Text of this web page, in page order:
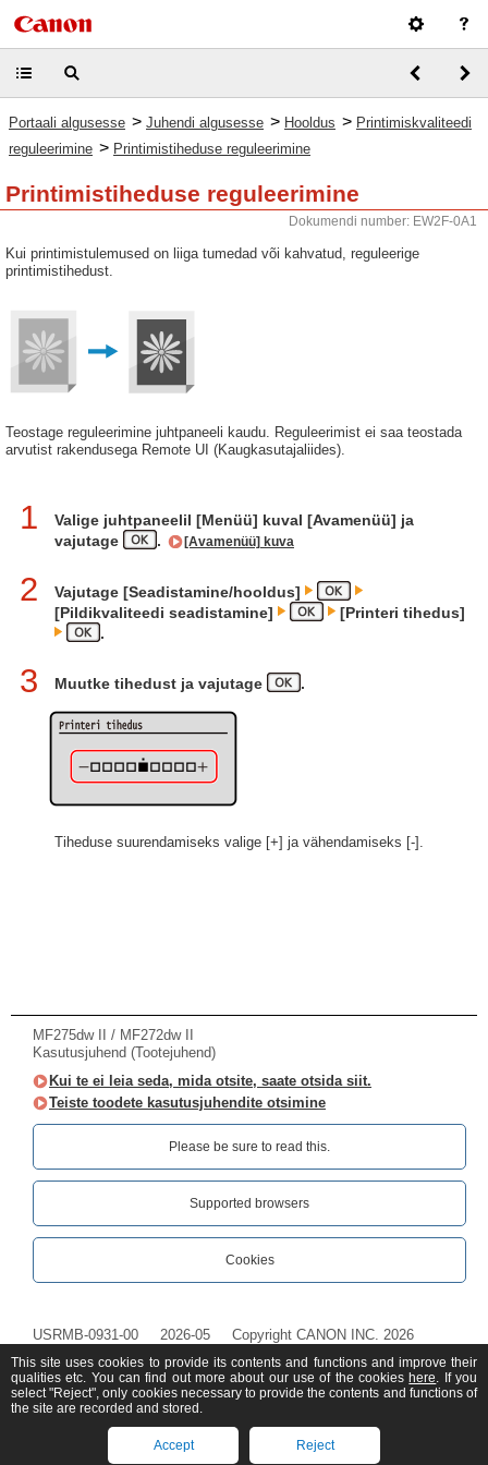
Portaali algusesse > Juhendi algusesse > Hooldus > Printimiskvaliteedi
reguleerimine > Printimistiheduse reguleerimine
Printimistiheduse reguleerimine
Dokumendi number: EW2F-0A1
Kui printimistulemused on liiga tumedad või kahvatud, reguleerige
printimistihedust.
Teostage reguleerimine juhtpaneeli kaudu. Reguleerimist ei saa teostada
arvutist rakendusega Remote UI (Kaugkasutajaliides).
1
Valige juhtpaneelil [Menüü] kuval [Avamenüü] ja
vajutage
. [Avamenüü] kuva
2
Vajutage [Seadistamine/hooldus]
[Pildikvaliteedi seadistamine]
[Printeri tihedus]
.
3 Muutke tihedust ja vajutage .
Tiheduse suurendamiseks valige [+] ja vähendamiseks [-].
MF275dw II / MF272dw II
Kasutusjuhend (Tootejuhend)
Kui te ei leia seda, mida otsite, saate otsida siit.
Teiste toodete kasutusjuhendite otsimine
Please be sure to read this.‎
Supported browsers
Cookies
USRMB-0931-00 2026-05 Copyright CANON INC. 2026
This site uses cookies to provide its contents and functions and improve their
qualities etc. You can find out more about our use of the cookies here. If you
select "Reject", only cookies necessary to provide the contents and functions of
the site are recorded and stored.
Accept Reject